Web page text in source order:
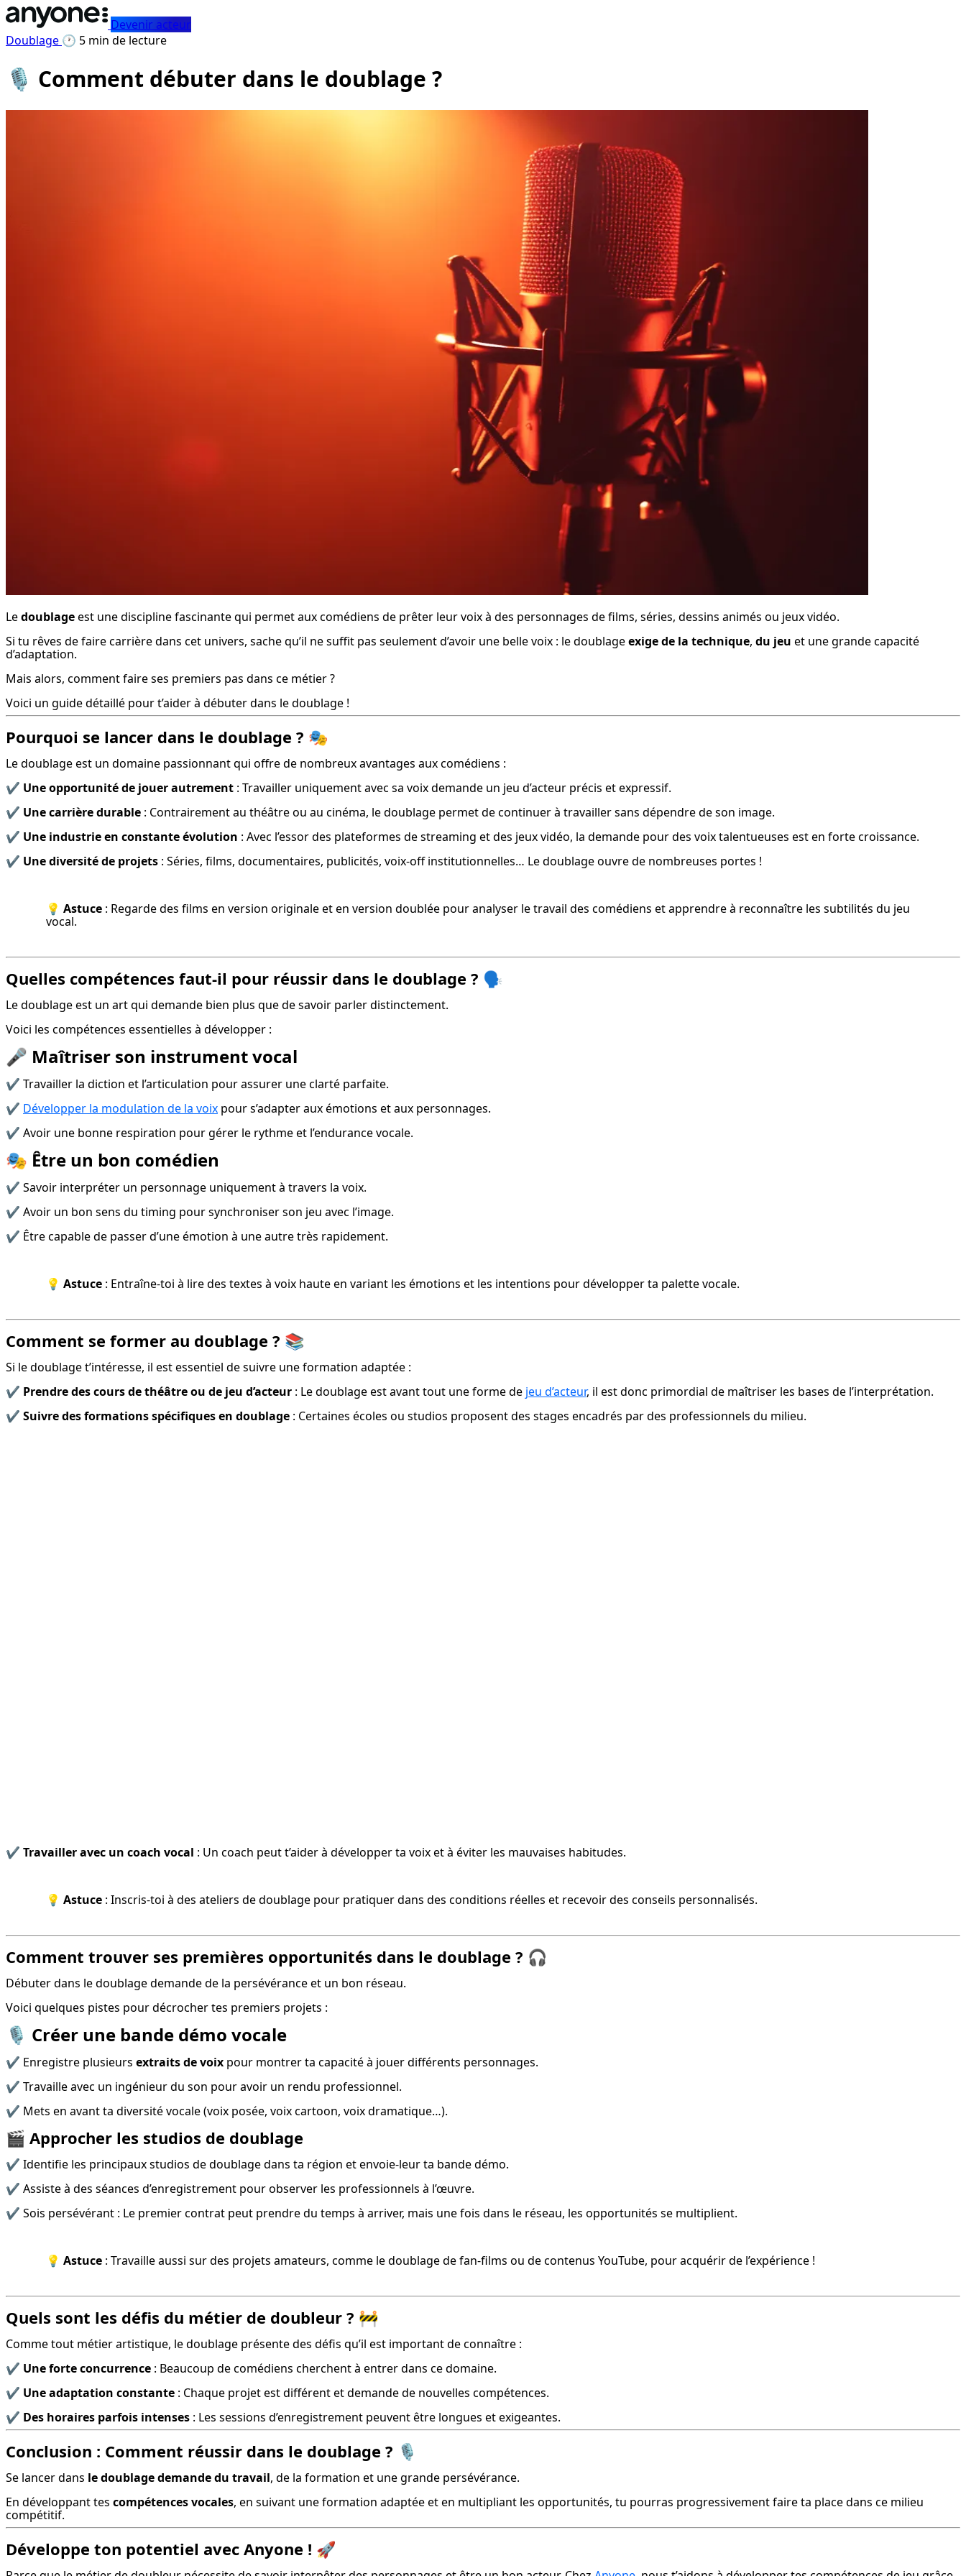
Devenir acteur
Doublage 🕐 5 min de lecture
🎙️ Comment débuter dans le doublage ?
Le doublage est une discipline fascinante qui permet aux comédiens de prêter leur voix à des personnages de films, séries, dessins animés ou jeux vidéo.
Si tu rêves de faire carrière dans cet univers, sache qu’il ne suffit pas seulement d’avoir une belle voix : le doublage exige de la technique, du jeu et une grande capacité
d’adaptation.
Mais alors, comment faire ses premiers pas dans ce métier ?
Voici un guide détaillé pour t’aider à débuter dans le doublage !
Pourquoi se lancer dans le doublage ? 🎭
Le doublage est un domaine passionnant qui offre de nombreux avantages aux comédiens :
✔️ Une opportunité de jouer autrement : Travailler uniquement avec sa voix demande un jeu d’acteur précis et expressif.
✔️ Une carrière durable : Contrairement au théâtre ou au cinéma, le doublage permet de continuer à travailler sans dépendre de son image.
✔️ Une industrie en constante évolution : Avec l’essor des plateformes de streaming et des jeux vidéo, la demande pour des voix talentueuses est en forte croissance.
✔️ Une diversité de projets : Séries, films, documentaires, publicités, voix-off institutionnelles… Le doublage ouvre de nombreuses portes !
💡 Astuce : Regarde des films en version originale et en version doublée pour analyser le travail des comédiens et apprendre à reconnaître les subtilités du jeu
vocal.
Quelles compétences faut-il pour réussir dans le doublage ? 🗣️
Le doublage est un art qui demande bien plus que de savoir parler distinctement.
Voici les compétences essentielles à développer :
🎤 Maîtriser son instrument vocal
✔️ Travailler la diction et l’articulation pour assurer une clarté parfaite.
✔️ Développer la modulation de la voix pour s’adapter aux émotions et aux personnages.
✔️ Avoir une bonne respiration pour gérer le rythme et l’endurance vocale.
🎭 Être un bon comédien
✔️ Savoir interpréter un personnage uniquement à travers la voix.
✔️ Avoir un bon sens du timing pour synchroniser son jeu avec l’image.
✔️ Être capable de passer d’une émotion à une autre très rapidement.
💡 Astuce : Entraîne-toi à lire des textes à voix haute en variant les émotions et les intentions pour développer ta palette vocale.
Comment se former au doublage ? 📚
Si le doublage t’intéresse, il est essentiel de suivre une formation adaptée :
✔️ Prendre des cours de théâtre ou de jeu d’acteur : Le doublage est avant tout une forme de jeu d’acteur, il est donc primordial de maîtriser les bases de l’interprétation.
✔️ Suivre des formations spécifiques en doublage : Certaines écoles ou studios proposent des stages encadrés par des professionnels du milieu.
✔️ Travailler avec un coach vocal : Un coach peut t’aider à développer ta voix et à éviter les mauvaises habitudes.
💡 Astuce : Inscris-toi à des ateliers de doublage pour pratiquer dans des conditions réelles et recevoir des conseils personnalisés.
Comment trouver ses premières opportunités dans le doublage ? 🎧
Débuter dans le doublage demande de la persévérance et un bon réseau.
Voici quelques pistes pour décrocher tes premiers projets :
🎙️ Créer une bande démo vocale
✔️ Enregistre plusieurs extraits de voix pour montrer ta capacité à jouer différents personnages.
✔️ Travaille avec un ingénieur du son pour avoir un rendu professionnel.
✔️ Mets en avant ta diversité vocale (voix posée, voix cartoon, voix dramatique…).
🎬 Approcher les studios de doublage
✔️ Identifie les principaux studios de doublage dans ta région et envoie-leur ta bande démo.
✔️ Assiste à des séances d’enregistrement pour observer les professionnels à l’œuvre.
✔️ Sois persévérant : Le premier contrat peut prendre du temps à arriver, mais une fois dans le réseau, les opportunités se multiplient.
💡 Astuce : Travaille aussi sur des projets amateurs, comme le doublage de fan-films ou de contenus YouTube, pour acquérir de l’expérience !
Quels sont les défis du métier de doubleur ? 🚧
Comme tout métier artistique, le doublage présente des défis qu’il est important de connaître :
✔️ Une forte concurrence : Beaucoup de comédiens cherchent à entrer dans ce domaine.
✔️ Une adaptation constante : Chaque projet est différent et demande de nouvelles compétences.
✔️ Des horaires parfois intenses : Les sessions d’enregistrement peuvent être longues et exigeantes.
Conclusion : Comment réussir dans le doublage ? 🎙️
Se lancer dans le doublage demande du travail, de la formation et une grande persévérance.
En développant tes compétences vocales, en suivant une formation adaptée et en multipliant les opportunités, tu pourras progressivement faire ta place dans ce milieu
compétitif.
Développe ton potentiel avec Anyone ! 🚀